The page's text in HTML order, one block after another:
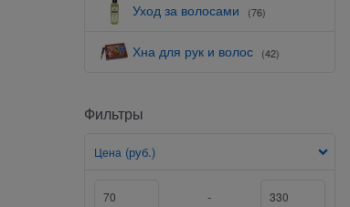
Уход за волосами (76)
Хна для рук и волос (42)
Фильтры
Цена (руб.)
-